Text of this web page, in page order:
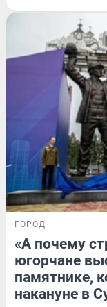
ГОРОД
«А почему
югорчане
памятнике,
накануне в